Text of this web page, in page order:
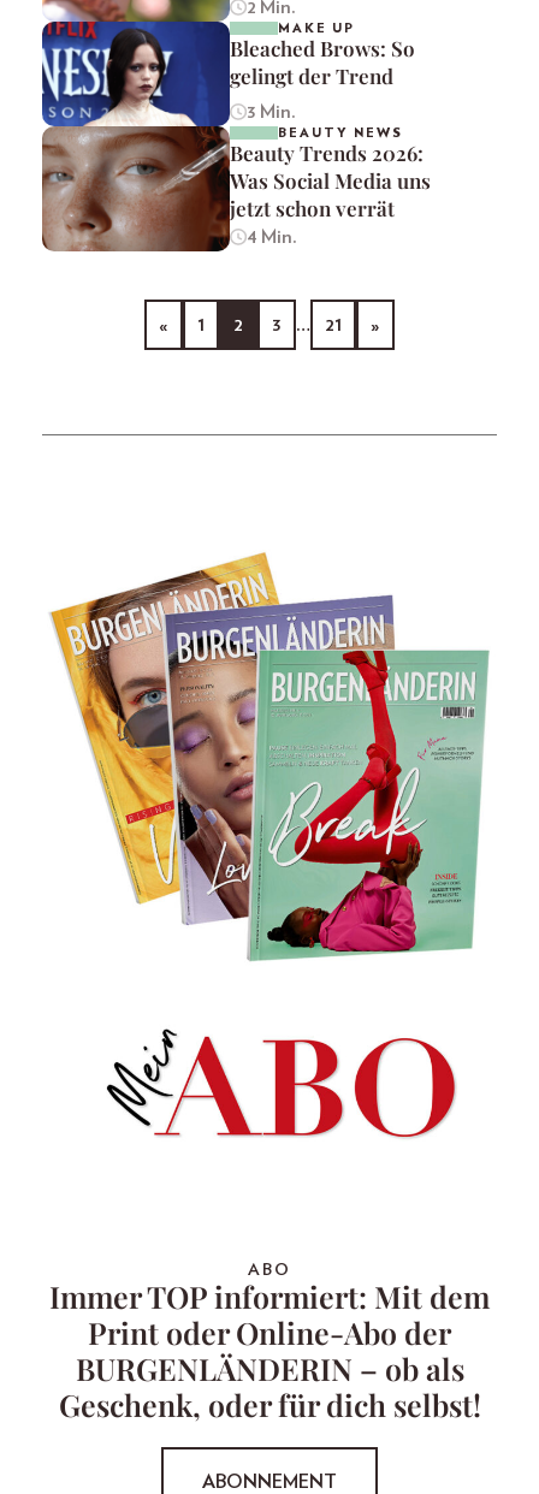
2 Min.
MAKE UP
Bleached Brows: So
gelingt der Trend
3 Min.
BEAUTY NEWS
Beauty Trends 2026:
Was Social Media uns
jetzt schon verrät
4 Min.
« 1 2 3 … 21 »
ABO
Immer TOP informiert: Mit dem
Print oder Online-Abo der
BURGENLÄNDERIN – ob als
Geschenk, oder für dich selbst!
ABONNEMENT